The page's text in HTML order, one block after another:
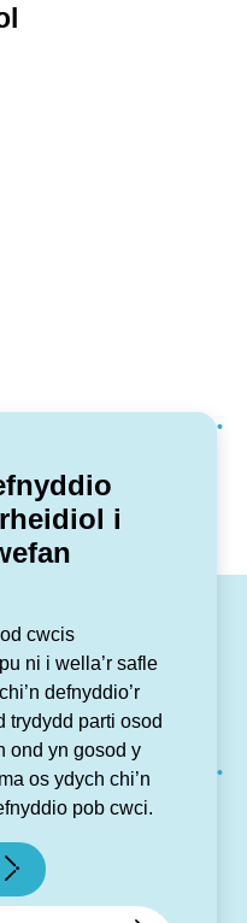
i
cwcis
ni i wella’r safle
defnyddio’r
trydydd parti osod
ond yn gosod y
os ydych chi’n
pob cwci.
Twitter
GDPR
gan Connect